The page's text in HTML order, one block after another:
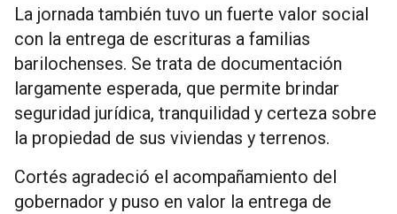
La jornada también tuvo un fuerte valor social
con la entrega de escrituras a familias
barilochenses. Se trata de documentación
largamente esperada, que permite brindar
seguridad jurídica, tranquilidad y certeza sobre
la propiedad de sus viviendas y terrenos.
Cortés agradeció el acompañamiento del
gobernador y puso en valor la entrega de